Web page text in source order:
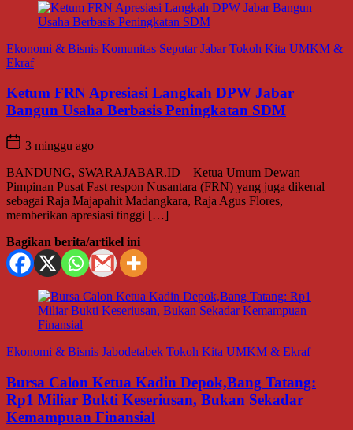
Ekonomi & Bisnis Komunitas Seputar Jabar Tokoh Kita UMKM &
Ekraf
Ketum FRN Apresiasi Langkah DPW Jabar
Bangun Usaha Berbasis Peningkatan SDM
3 minggu ago
BANDUNG, SWARAJABAR.ID – Ketua Umum Dewan
Pimpinan Pusat Fast respon Nusantara (FRN) yang juga dikenal
sebagai Raja Majapahit Madangkara, Raja Agus Flores,
memberikan apresiasi tinggi […]
Bagikan berita/artikel ini
Ekonomi & Bisnis Jabodetabek Tokoh Kita UMKM & Ekraf
Bursa Calon Ketua Kadin Depok,Bang Tatang:
Rp1 Miliar Bukti Keseriusan, Bukan Sekadar
Kemampuan Finansial